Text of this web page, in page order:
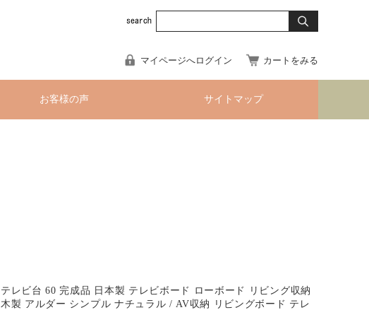
マイページへログイン カートをみる
お客様の声 サイトマップ
テレビ台 60 完成品 日本製 テレビボード ローボード リビング収納
木製 アルダー シンプル ナチュラル / AV収納 リビングボード テレ